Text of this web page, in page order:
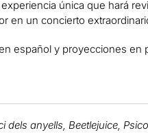
única que hará
en un concierto
español y proyecciones en
dels anyells, Beetlejuice,